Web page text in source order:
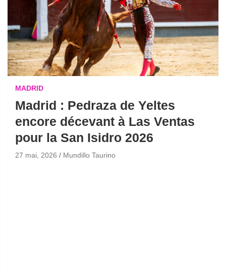
MADRID
Madrid : Pedraza de Yeltes
encore décevant à Las Ventas
pour la San Isidro 2026
27 mai, 2026 Mundillo Taurino